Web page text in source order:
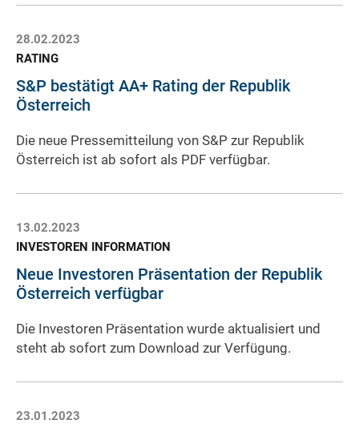
28.02.2023
RATING
S&P bestätigt AA+ Rating der Republik
Österreich
Die neue Pressemitteilung von S&P zur Republik
Österreich ist ab sofort als PDF verfügbar.
13.02.2023
INVESTOREN INFORMATION
Neue Investoren Präsentation der Republik
Österreich verfügbar
Die Investoren Präsentation wurde aktualisiert und
steht ab sofort zum Download zur Verfügung.
23.01.2023